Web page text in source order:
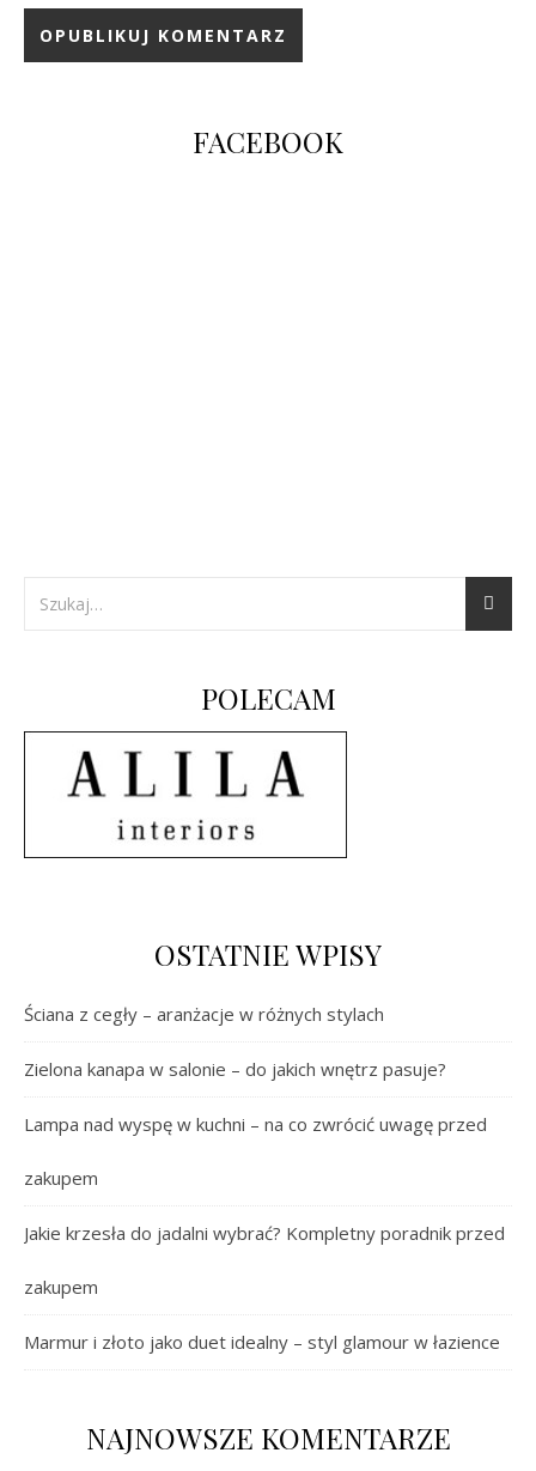
FACEBOOK
POLECAM
OSTATNIE WPISY
Ściana z cegły – aranżacje w różnych stylach
Zielona kanapa w salonie – do jakich wnętrz pasuje?
Lampa nad wyspę w kuchni – na co zwrócić uwagę przed
zakupem
Jakie krzesła do jadalni wybrać? Kompletny poradnik przed
zakupem
Marmur i złoto jako duet idealny – styl glamour w łazience
NAJNOWSZE KOMENTARZE